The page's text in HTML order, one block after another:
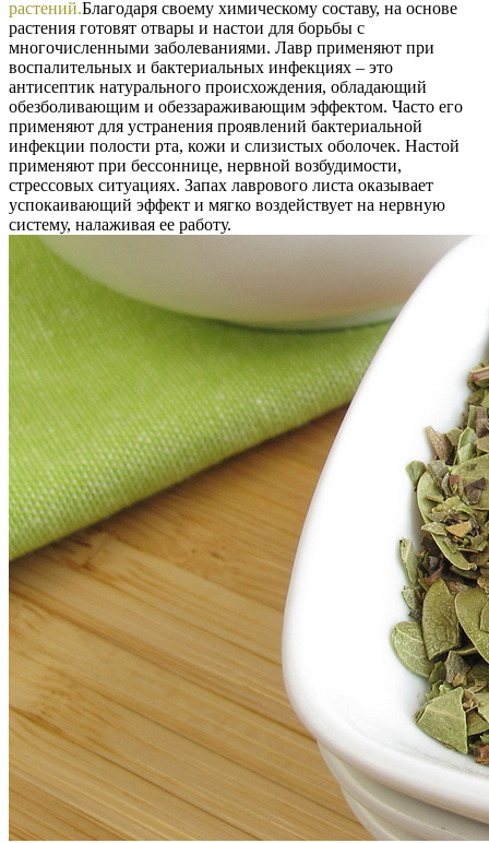
растений.Благодаря своему химическому составу, на основе
растения готовят отвары и настои для борьбы с
многочисленными заболеваниями. Лавр применяют при
воспалительных и бактериальных инфекциях – это
антисептик натурального происхождения, обладающий
обезболивающим и обеззараживающим эффектом. Часто его
применяют для устранения проявлений бактериальной
инфекции полости рта, кожи и слизистых оболочек. Настой
применяют при бессоннице, нервной возбудимости,
стрессовых ситуациях. Запах лаврового листа оказывает
успокаивающий эффект и мягко воздействует на нервную
систему, налаживая ее работу.